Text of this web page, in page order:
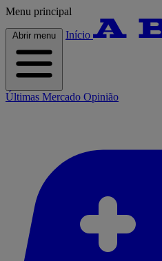
Menu principal
Abrir menu Início
Últimas Mercado Opinião